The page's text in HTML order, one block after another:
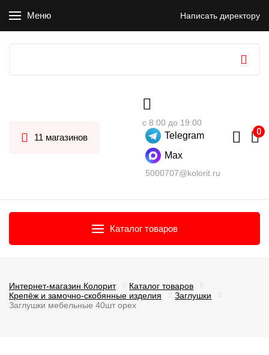
Меню Написать директору
11 магазинов
с 8:00 до 19:00
Telegram
Max
5000707@kolorit.ru
Каталог товаров
Интернет-магазин Колорит
Каталог товаров
Крепёж и замочно-скобянные изделия
Заглушки
Заглушки мебельные 40шт орех